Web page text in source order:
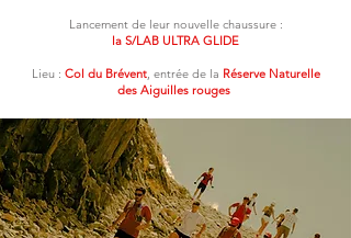
Lancement de leur nouvelle chaussure :
la S/LAB ULTRA GLIDE
Lieu : Col du Brévent, entrée de la Réserve Naturelle
des Aiguilles rouges